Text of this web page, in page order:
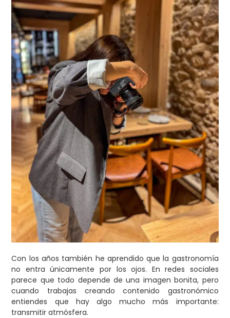
Con los años también he aprendido que la gastronomía
no entra únicamente por los ojos. En redes sociales
parece que todo depende de una imagen bonita, pero
cuando trabajas creando contenido gastronómico
entiendes que hay algo mucho más importante:
transmitir atmósfera.